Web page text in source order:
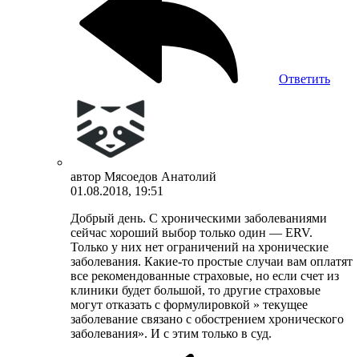
Ответить
автор Мясоедов Анатолий
01.08.2018, 19:51
Добрый день. С хроническими заболеваниями
сейчас хороший выбор только один — ERV.
Только у них нет ограничений на хронические
заболевания. Какие-то простые случаи вам оплатят
все рекомендованные страховые, но если счет из
клиники будет большой, то другие страховые
могут отказать с формулировкой » текущее
заболевание связано с обострением хронического
заболевания». И с этим только в суд.